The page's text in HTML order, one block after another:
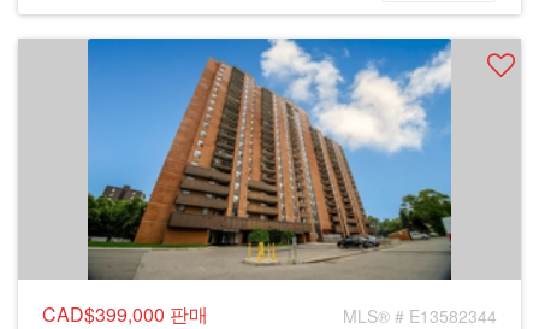
CAD$399,000 판매 MLS® # E13582344